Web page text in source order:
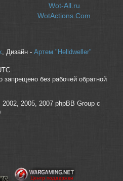
Wot-All.ru
WotActions.Com
, Дизайн - Артем "Helldweller"
запрещено без рабочей обратной
2005, 2007 phpBB Group с